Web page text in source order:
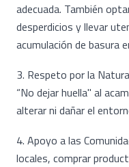
adecuada. También
desperdicios y llevar
acumulación de basura
3. Respeto por la
“No dejar huella" al
alterar ni dañar el
4. Apoyo a las
locales, comprar